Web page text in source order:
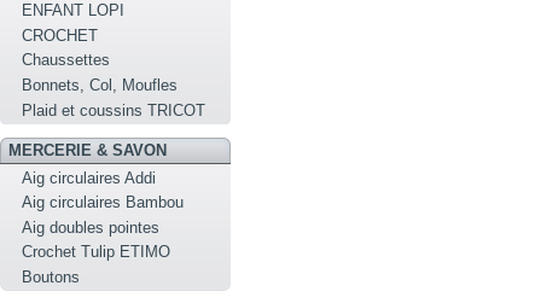
ENFANT LOPI
CROCHET
Chaussettes
Bonnets, Col, Moufles
Plaid et coussins TRICOT
MERCERIE & SAVON
Aig circulaires Addi
Aig circulaires Bambou
Aig doubles pointes
Crochet Tulip ETIMO
Boutons